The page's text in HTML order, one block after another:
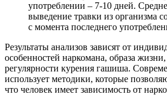
употреблении – 7-10 дней.
выведение травки из организма
с момента последнего
Результаты анализов зависят от
особенностей наркомана, образа
регулярности курения гашиша.
использует методики, которые
что человек имеет зависимость от